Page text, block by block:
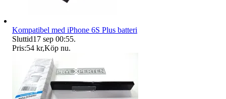
Kompatibel med iPhone 6S Plus batteri
Sluttid17 sep 00:55.
Pris:54 kr,Köp nu.